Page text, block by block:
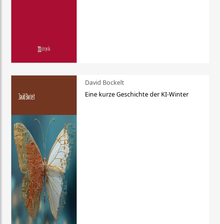
David Bockelt
Eine kurze Geschichte der KI-Winter